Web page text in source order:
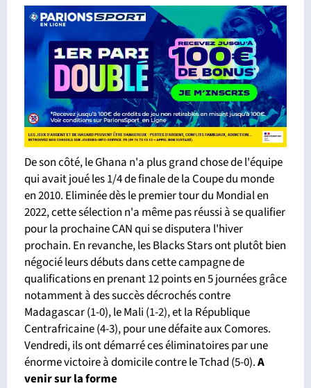
De son côté, le Ghana n'a plus grand chose de l'équipe
qui avait joué les 1/4 de finale de la Coupe du monde
en 2010. Eliminée dès le premier tour du Mondial en
2022, cette sélection n'a même pas réussi à se qualifier
pour la prochaine CAN qui se disputera l'hiver
prochain. En revanche, les Blacks Stars ont plutôt bien
négocié leurs débuts dans cette campagne de
qualifications en prenant 12 points en 5 journées grâce
notamment à des succès décrochés contre
Madagascar (1-0), le Mali (1-2), et la République
Centrafricaine (4-3), pour une défaite aux Comores.
Vendredi, ils ont démarré ces éliminatoires par une
énorme victoire à domicile contre le Tchad (5-0).A
venir sur la forme